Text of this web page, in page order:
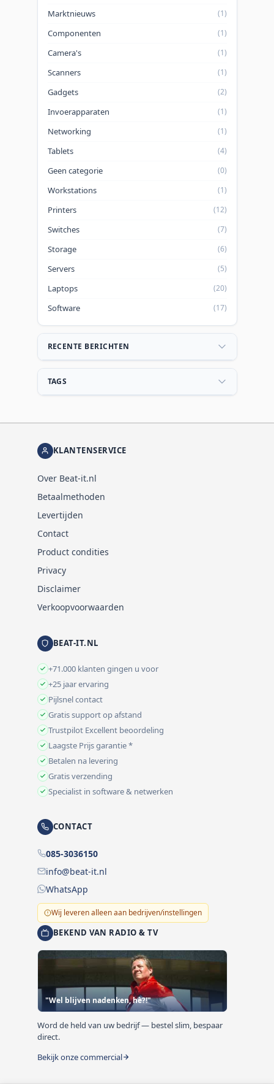
modellen), ACLs, sFlow en IPv6.
Marktnieuws (1)
Componenten (1)
Camera's (1)
Scanners (1)
Gadgets (2)
Invoerapparaten (1)
Networking (1)
Tablets (4)
Geen categorie (0)
Workstations (1)
Printers (12)
Switches (7)
Storage (6)
Servers (5)
Laptops (20)
Software (17)
RECENTE BERICHTEN
TAGS
KLANTENSERVICE
Over Beat-it.nl
Betaalmethoden
Levertijden
Contact
Product condities
Privacy
Disclaimer
Verkoopvoorwaarden
BEAT-IT.NL
+71.000 klanten gingen u voor
+25 jaar ervaring
Pijlsnel contact
Gratis support op afstand
Trustpilot Excellent beoordeling
Laagste Prijs garantie *
Betalen na levering
Gratis verzending
Specialist in software & netwerken
CONTACT
085-3036150
info@beat-it.nl
WhatsApp
Wij leveren alleen aan bedrijven/instellingen
BEKEND VAN RADIO & TV
"Wel blijven nadenken, hè?!"
Word de held van uw bedrijf — bestel slim, bespaar
direct.
Bekijk onze commercial